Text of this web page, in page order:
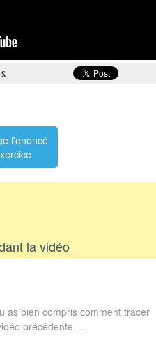
l'enoncé
la vidéo
as bien compris comment tracer
précédente. ...